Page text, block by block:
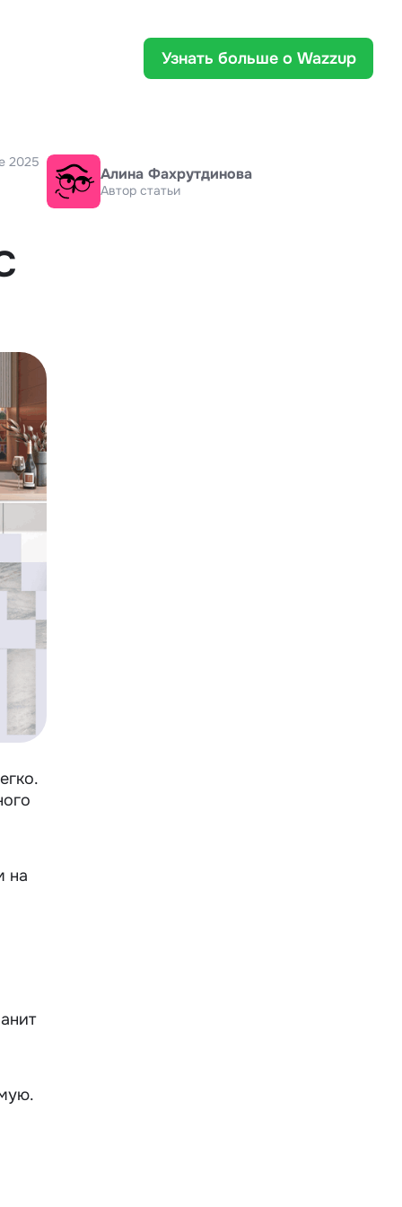
Узнать больше о Wazzup
2025
на
Алина Фахрутдинова
Автор статьи